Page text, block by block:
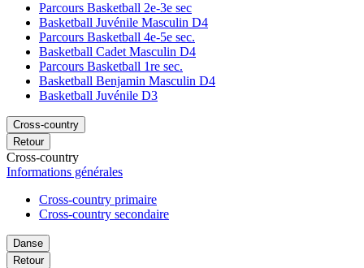
Parcours Basketball 2e-3e sec
Basketball Juvénile Masculin D4
Parcours Basketball 4e-5e sec.
Basketball Cadet Masculin D4
Parcours Basketball 1re sec.
Basketball Benjamin Masculin D4
Basketball Juvénile D3
Cross-country
Retour
Cross-country
Informations générales
Cross-country primaire
Cross-country secondaire
Danse
Retour